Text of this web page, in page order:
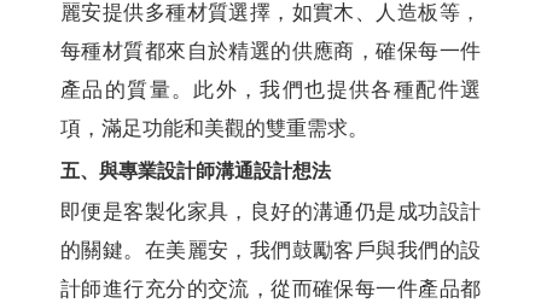
麗安提供多種材質選擇，如實木、人造板等，
每種材質都來自於精選的供應商，確保每一件
產品的質量。此外，我們也提供各種配件選
項，滿足功能和美觀的雙重需求。
五、與專業設計師溝通設計想法
即便是客製化家具，良好的溝通仍是成功設計
的關鍵。在美麗安，我們鼓勵客戶與我們的設
計師進行充分的交流，從而確保每一件產品都